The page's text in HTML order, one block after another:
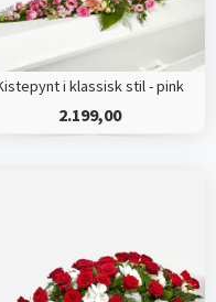
i klassisk stil - pink
2.199,00